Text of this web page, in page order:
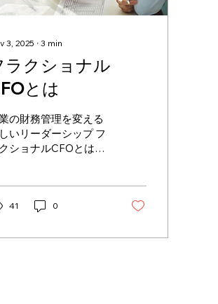
3, 2025 ∙ 3 min
ラクショナル
とは
の財務管理を変える
いリーダーシップ フ
ショナルCFOとは何
識や経験を パートタ
で提供するプロフェ
41 0